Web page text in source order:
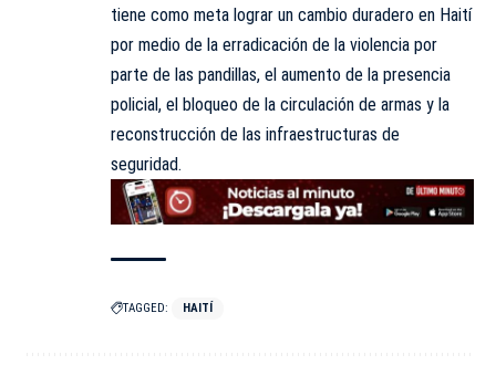
tiene como meta lograr un cambio duradero en Haití
por medio de la erradicación de la violencia por
parte de las pandillas, el aumento de la presencia
policial, el bloqueo de la circulación de armas y la
reconstrucción de las infraestructuras de
seguridad.
TAGGED: HAITÍ